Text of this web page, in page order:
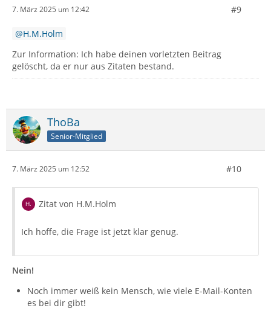
7. März 2025 um 12:42 #9
H.M.Holm
Zur Information: Ich habe deinen vorletzten Beitrag
gelöscht, da er nur aus Zitaten bestand.
ThoBa
Senior-Mitglied
7. März 2025 um 12:52 #10
Zitat von H.M.Holm
Ich hoffe, die Frage ist jetzt klar genug.
Nein!
Noch immer weiß kein Mensch, wie viele E-Mail-Konten
es bei dir gibt!